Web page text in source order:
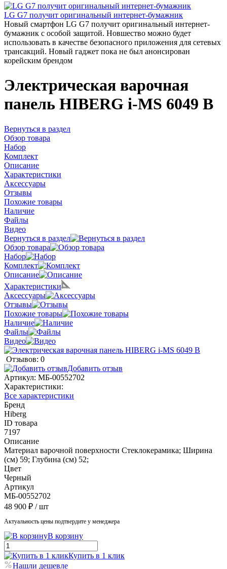
LG G7 получит оригинальный интернет-бумажник
Новый смартфон LG G7 получит оригинальный интернет-
бумажник с особой защитой. Новшество можно будет
использовать в качестве безопасного приложения для сетевых
трансакций. Новый гаджет пока не был анонсирован
корейским брендом
Электрическая варочная
панель HIBERG i-MS 6049 B
Вернуться в раздел
Обзор товара
Набор
Комплект
Описание
Характеристики
Аксессуары
Отзывы
Похожие товары
Наличие
Файлы
Видео
Вернуться в раздел
Обзор товара
Набор
Комплект
Описание
Характеристики
Аксессуары
Отзывы
Похожие товары
Наличие
Файлы
Видео
Отзывов: 0
Добавить отзыв
Артикул: МБ-00552702
Характеристики:
Все характеристики
Бренд
Hiberg
ID товара
7197
Описание
Материал варочной поверхности Стеклокерамика; Ширина
(см) 59; Глубина (см) 52;
Цвет
Черный
Артикул
МБ-00552702
48 900 ₽ / шт
Актуальность цены подтвердите у менеджера
В корзину
Купить в 1 клик
Нашли дешевле